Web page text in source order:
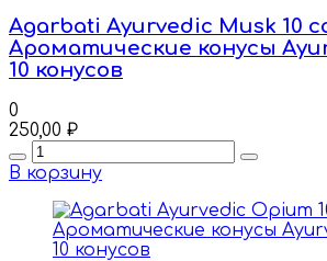
Agarbati Ayurvedic Musk 10
Ароматические конусы
10 конусов
0
250,00 ₽
Quantity
В корзину